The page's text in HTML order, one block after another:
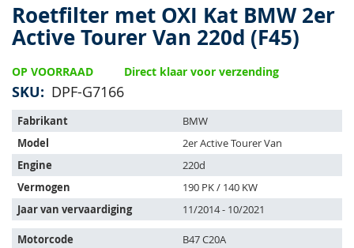
Roetfilter met OXI Kat BMW 2er
Active Tourer Van 220d (F45)
OP VOORRAAD
SKU DPF-G7166
Direct klaar voor verzending
Het
artikel
past
op
de
volgende
voertuigen:
Fabrikant
BMW
Model
2er Active Tourer Van
Engine
220d
Vermogen
190 PK / 140 KW
Jaar van vervaardiging
11/2014 - 10/2021
Motorcode
B47 C20A
Ga
naar
het
van
de
gallerij